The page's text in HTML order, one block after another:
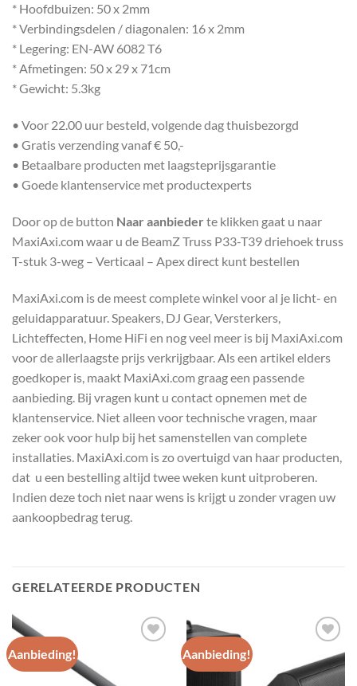
* Hoofdbuizen: 50 x 2mm
* Verbindingsdelen / diagonalen: 16 x 2mm
* Legering: EN-AW 6082 T6
* Afmetingen: 50 x 29 x 71cm
* Gewicht: 5.3kg
• Voor 22.00 uur besteld, volgende dag thuisbezorgd
• Gratis verzending vanaf € 50,-
• Betaalbare producten met laagsteprijsgarantie
• Goede klantenservice met productexperts
Door op de button Naar aanbieder te klikken gaat u naar
MaxiAxi.com waar u de BeamZ Truss P33-T39 driehoek truss
T-stuk 3-weg – Verticaal – Apex direct kunt bestellen
MaxiAxi.com is de meest complete winkel voor al je licht- en
geluidapparatuur. Speakers, DJ Gear, Versterkers,
Lichteffecten, Home HiFi en nog veel meer is bij MaxiAxi.com
voor de allerlaagste prijs verkrijgbaar. Als een artikel elders
goedkoper is, maakt MaxiAxi.com graag een passende
aanbieding. Bij vragen kunt u contact opnemen met de
klantenservice. Niet alleen voor technische vragen, maar
zeker ook voor hulp bij het samenstellen van complete
installaties. MaxiAxi.com is zo overtuigd van haar producten,
dat u een bestelling altijd twee weken kunt uitproberen.
Indien deze toch niet naar wens is krijgt u zonder vragen uw
aankoopbedrag terug.
GERELATEERDE PRODUCTEN
Aanbieding! Aanbieding!
Toevoegen